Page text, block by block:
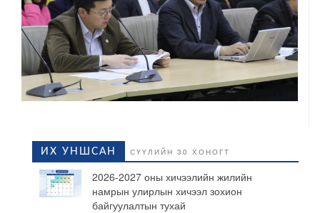
ИХ УНШСАН СҮҮЛИЙН 30 ХОНОГТ
2026-2027 оны хичээлийн жилийн
намрын улирлын хичээл зохион
байгуулалтын тухай